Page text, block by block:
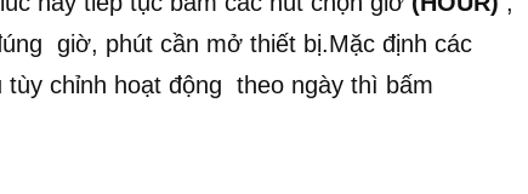
giờ, phút cần mở thiết bị.Mặc định các
chỉnh hoạt động theo ngày thì bấm